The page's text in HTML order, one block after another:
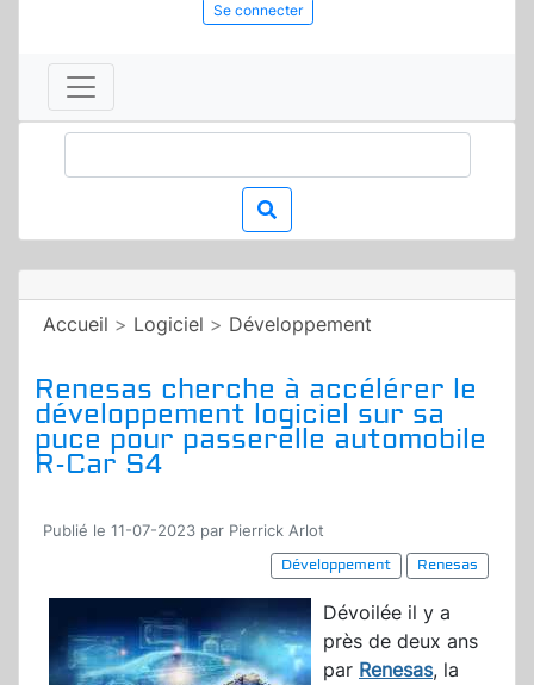
Se connecter
Accueil > Logiciel > Développement
Renesas cherche à accélérer le
développement logiciel sur sa
puce pour passerelle automobile
R-Car S4
Publié le 11-07-2023 par Pierrick Arlot
Développement
Renesas
Dévoilée il y a
près de deux ans
par Renesas, la